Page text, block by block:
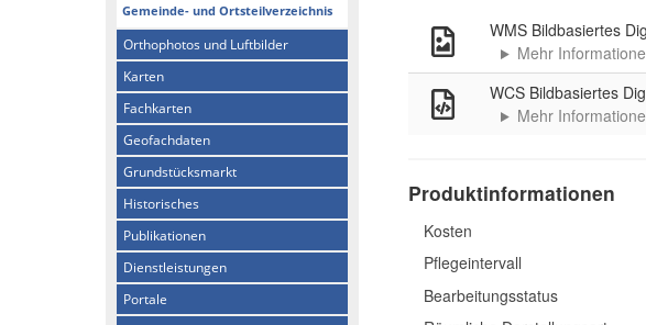
Gemeinde- und Ortsteilverzeichnis
Orthophotos und Luftbilder
Karten
Fachkarten
Geofachdaten
Grundstücksmarkt
Historisches
Publikationen
Dienstleistungen
Portale
WMS Bildbasiertes
Mehr
WCS Bildbasiertes
Mehr
Produktinformationen
Kosten
Pflegeintervall
Bearbeitungsstatus